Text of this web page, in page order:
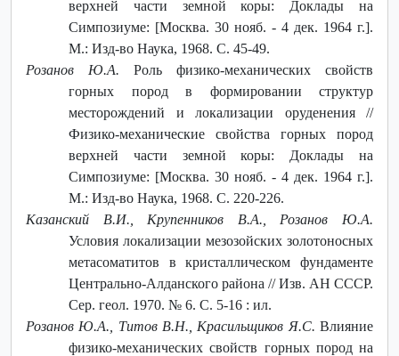
верхней части земной коры: Доклады на
Симпозиуме: [Москва. 30 нояб. - 4 дек. 1964 г.].
М.: Изд-во Наука, 1968. С. 45-49.
Розанов Ю.А. Роль физико-механических свойств
горных пород в формировании структур
месторождений и локализации оруденения //
Физико-механические свойства горных пород
верхней части земной коры: Доклады на
Симпозиуме: [Москва. 30 нояб. - 4 дек. 1964 г.].
М.: Изд-во Наука, 1968. С. 220-226.
Казанский В.И., Крупенников В.А., Розанов Ю.А.
Условия локализации мезозойских золотоносных
метасоматитов в кристаллическом фундаменте
Центрально-Алданского района // Изв. АН СССР.
Сер. геол. 1970. № 6. С. 5-16 : ил.
Розанов Ю.А., Титов В.Н., Красильщиков Я.С. Влияние
физико-механических свойств горных пород на